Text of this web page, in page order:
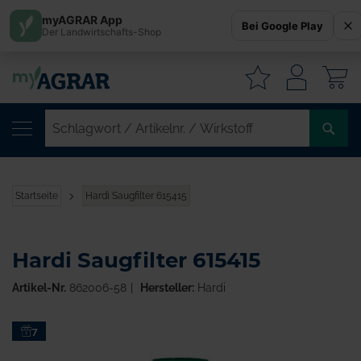
Startseite Hardi Saugfilter 615415
Zum7
Hardi Saugfilter 615415
Artikel-Nr. 862006-58 Hersteller:Hardi
myAGRAR App
Der Landwirtschafts-Shop Bei Google Play